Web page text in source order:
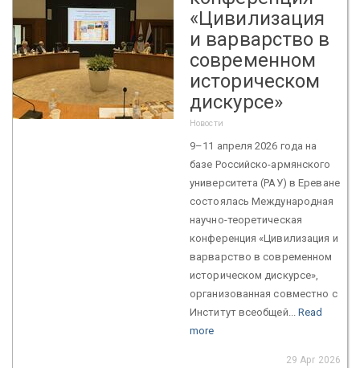
«Цивилизация
и варварство в
современном
историческом
дискурсе»
Новости
9–11 апреля 2026 года на
базе Российско-армянского
университета (РАУ) в Ереване
состоялась Международная
научно-теоретическая
конференция «Цивилизация и
варварство в современном
историческом дискурсе»,
организованная совместно с
Институт всеобщей...Read
more
29 Apr 2026